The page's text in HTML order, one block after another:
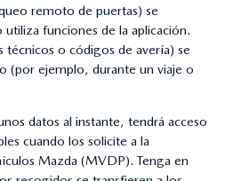
remoto de puertas) se
funciones de la aplicación.
o códigos de avería) se
(por ejemplo, durante un viaje o
datos al instante, tendrá acceso
cuando los solicite a la
Mazda (MVDP). Tenga en